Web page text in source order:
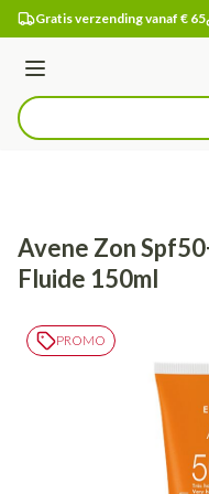
Ga naar de inhoud
Gratis verzending vanaf € 65
Menu
Product, merk,
Avene Zon
Fluide 150ml
PROMO